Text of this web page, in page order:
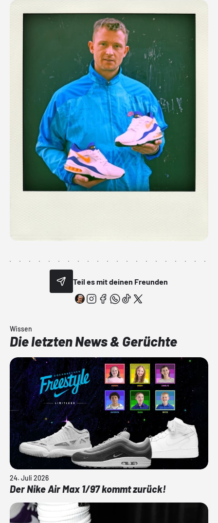
Teil es mit deinen Freunden
Wissen
Die letzten News & Gerüchte
24. Juli 2026
Der Nike Air Max 1/97 kommt zurück!